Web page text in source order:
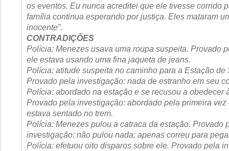
os eventos. Eu nunca acreditei que ele tivesse corrido
família continua esperando por justiça. Eles mataram
inocente”.
CONTRADIÇÕES
Polícia: Menezes usava uma roupa suspeita. Provado
ele estava usando uma fina jaqueta de jeans.
Polícia: atitude suspeita no caminho para a Estação de
Provado pela investigação: nada de estranho em seu
Polícia: abordado na estação e se recusou a obedecer
Provado pela investigação: abordado pela primeira vez
estava sentado no trem.
Polícia: Menezes pulou a catraca da estação. Provado
investigação: não pulou nada; apenas correu para
Polícia: efetuou oito disparos sobre ele. Provado pela